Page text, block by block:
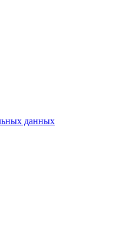
данных